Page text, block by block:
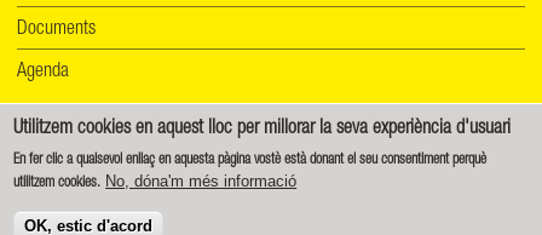
Documents
Agenda
Informació de protecció de dades Política de cookies
Creative Commons - Reconeixement-CompartirIgual 4.0 Internacional (CC BY-SA 4.0)
Utilitzem cookies en aquest lloc per millorar la seva experiència d'usuari
En fer clic a qualsevol enllaç en aquesta pàgina vostè està donant el seu consentiment perquè
utilitzem cookies. No, dóna'm més informació
OK, estic d'acord